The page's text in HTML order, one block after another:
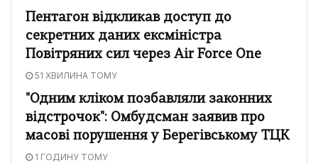
Пентагон відкликав доступ до
секретних даних ексміністра
Повітряних сил через Air Force One
51 ХВИЛИНА ТОМУ
"Одним кліком позбавляли законних
відстрочок": Омбудсман заявив про
масові порушення у Берегівському ТЦК
1 ГОДИНУ ТОМУ